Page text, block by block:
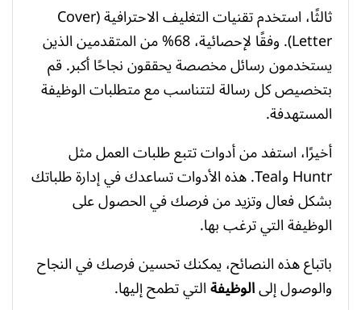
ثالثًا، استخدم تقنيات التغليف الاحترافية (Cover
Letter). وفقًا لإحصائية، 68% من المتقدمين الذين
يستخدمون رسائل مخصصة يحققون نجاحًا أكبر. قم
بتخصيص كل رسالة لتتناسب مع متطلبات الوظيفة
المستهدفة.
أخيرًا، استفد من أدوات تتبع طلبات العمل مثل
Huntr وTeal. هذه الأدوات تساعدك في إدارة طلباتك
بشكل فعال وتزيد من فرصك في الحصول على
الوظيفة التي ترغب بها.
باتباع هذه النصائح، يمكنك تحسين فرصك في النجاح
والوصول إلىالوظيفةالتي تطمح إليها.